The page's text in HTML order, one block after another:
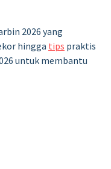
2026 yang
hingga tips praktis
untuk membantu